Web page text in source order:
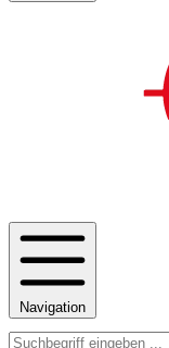
Navigation